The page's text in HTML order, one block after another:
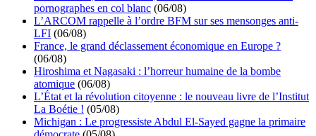
pornographes en col blanc (06/08)
L’ARCOM rappelle à l’ordre BFM sur ses mensonges anti-
LFI (06/08)
France, le grand déclassement économique en Europe ?
(06/08)
Hiroshima et Nagasaki : l’horreur humaine de la bombe
atomique (06/08)
L’État et la révolution citoyenne : le nouveau livre de l’Institut
La Boétie ! (05/08)
Michigan : Le progressiste Abdul El-Sayed gagne la primaire